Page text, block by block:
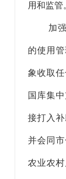
用和监管
加
的使用
象收取
国库集
接打入
并会同
农业农村